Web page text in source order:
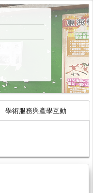
學術服務與產學互動